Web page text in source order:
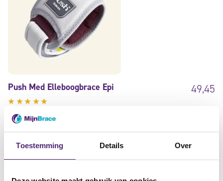
Toestemming Details Over
Push Med Elleboogbrace Epi 49,45
Gewaardeerd
4.75uit
5 zorgt voor een juiste drukverdeling